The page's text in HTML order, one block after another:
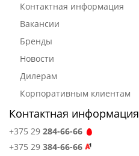
Контактная информация
Вакансии
Бренды
Новости
Дилерам
Корпоративным клиентам
Контактная информация
+375 29 284-66-66
+375 29 384-66-66